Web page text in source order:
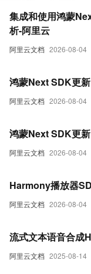
阿里云文档 2026-08-04
集成和使用鸿蒙
析-阿里云
阿里云文档 2026-08-04
鸿蒙Next SDK更
阿里云文档 2026-08-04
鸿蒙Next SDK更
阿里云文档 2026-08-04
Harmony播放器
阿里云文档 2025-08-14
流式文本语音合成